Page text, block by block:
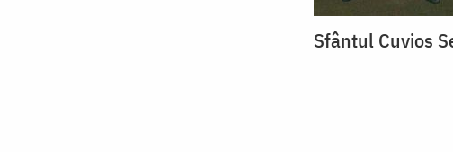
Sfântul Cuvios